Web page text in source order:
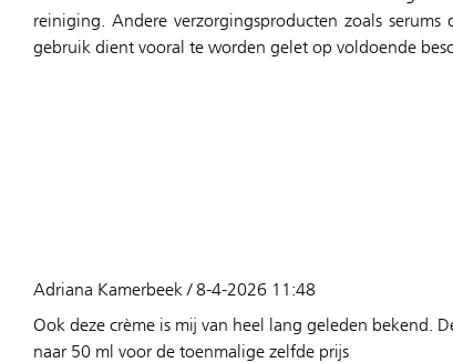
reiniging. Andere verzorgingsproducten zoals
gebruik dient vooral te worden gelet op voldoende
Adriana Kamerbeek / 8-4-2026 11:48
Ook deze crème is mij van heel lang geleden bekend.
naar 50 ml voor de toenmalige zelfde prijs